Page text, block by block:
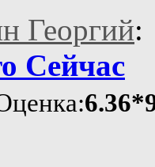
Георгий:
Сейчас